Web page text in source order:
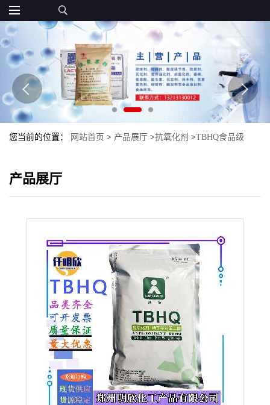
您当前的位置： 网站首页 > 产品展厅 >抗氧化剂 >TBHQ食品级
产品展厅